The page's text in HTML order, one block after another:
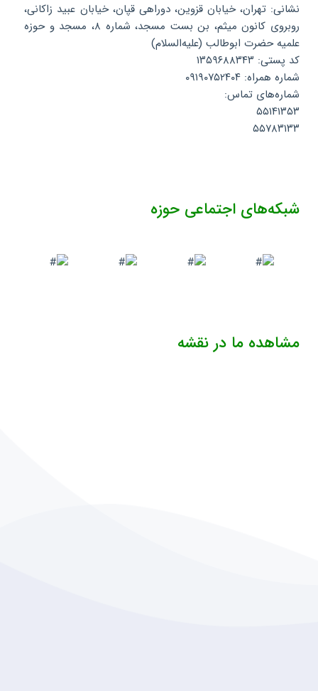
نشانی: تهران، خیابان قزوین، دوراهی قپان، خیابان عبید زاکانی،
روبروی کانون میثم، بن بست مسجد، شماره ۸، مسجد و حوزه
علمیه حضرت ابوطالب (علیه‌السلام)
کد پستی: ۱۳۵۹۶۸۸۳۴۳
شماره همراه: ۰۹۱۹۰۷۵۲۴۰۴
شماره‌های تماس:
۵۵۱۴۱۳۵۳
۵۵۷۸۳۱۳۳
شبکه‌های اجتماعی حوزه
مشاهده ما در نقشه